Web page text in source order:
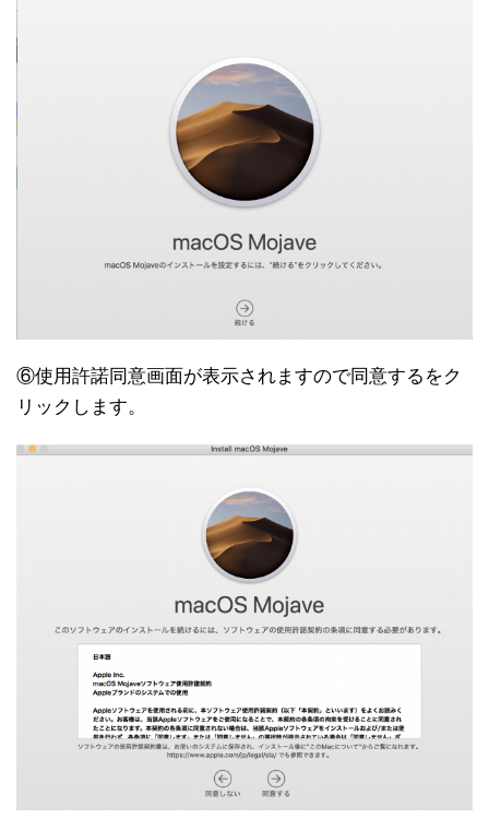
⑥使用許諾同意画面が表示されますので同意するをク
リックします。